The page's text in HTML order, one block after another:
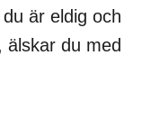
är eldig och
älskar du med